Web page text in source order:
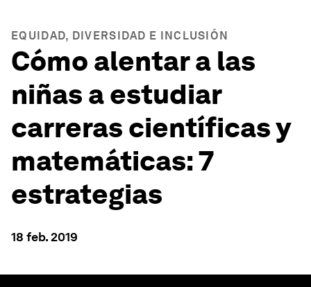
EQUIDAD, DIVERSIDAD E INCLUSIÓN
Cómo alentar a las
niñas a estudiar
carreras científicas y
matemáticas: 7
estrategias
18 feb. 2019